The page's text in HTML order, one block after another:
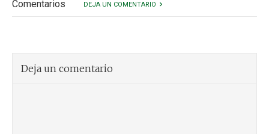
Comentarios DEJA UN COMENTARIO
Deja un comentario